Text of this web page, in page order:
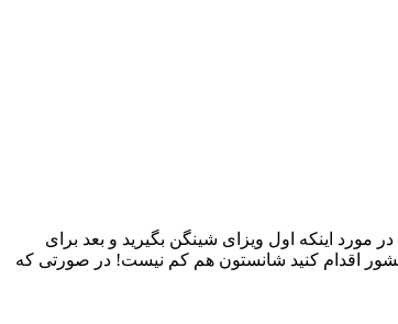
مورد اینکه اول ویزای شینگن بگیرید و بعد برای
کشور اقدام کنید شانستون هم کم نیست! در صورتی که